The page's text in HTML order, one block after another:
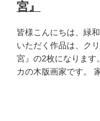
宮』
皆様こんにちは、緑
いただく作品は、ク
宮』の2枚になります
カの木版画家です。